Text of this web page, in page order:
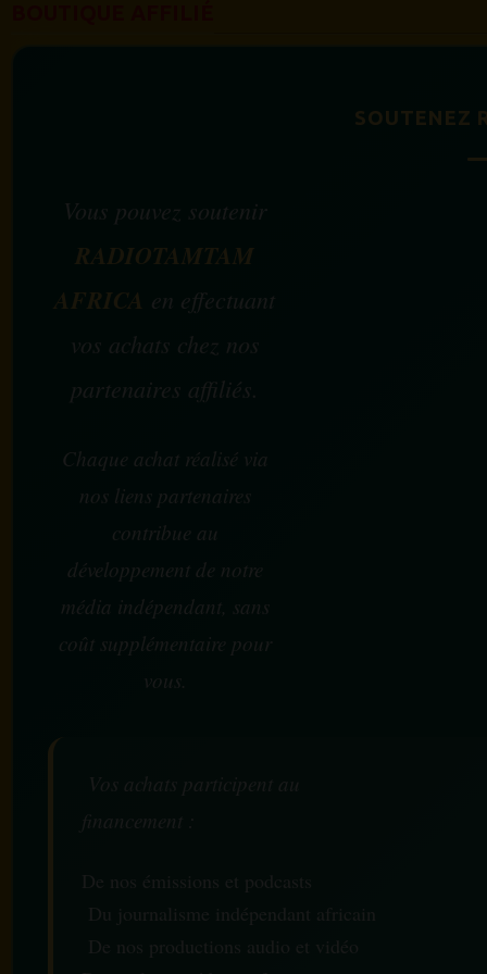
SOUTENEZ
Vous pouvez soutenir
RADIOTAMTAM
AFRICA en effectuant
vos achats chez nos
partenaires affiliés.
Chaque achat réalisé via
nos liens partenaires
contribue au
développement de notre
média indépendant, sans
coût supplémentaire pour
vous.